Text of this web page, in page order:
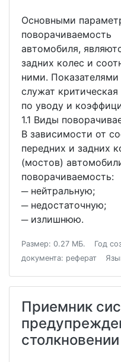
Основными
поворачиваемость
автомобиля,
задних колес и
ними.
служат
по уводу и
1.1 Виды
В зависимости от
передних и задних
(мостов)
поворачиваемость:
─ нейтральную;
─ недостаточную;
─ излишнюю.
Размер: 0.27 МБ. Год
документа: реферат
Приемник
столкновении